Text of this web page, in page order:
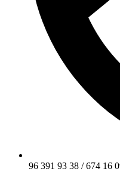
96 391 93 38 / 674 16